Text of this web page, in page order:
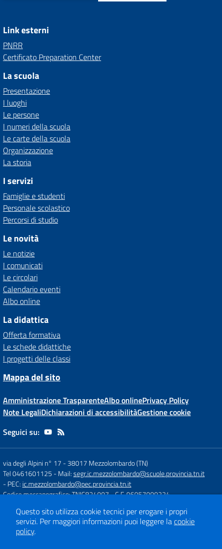
Link esterni
PNRR
Certificato Preparation Center
La scuola
Presentazione
I luoghi
Le persone
I numeri della scuola
Le carte della scuola
Organizzazione
La storia
I servizi
Famiglie e studenti
Personale scolastico
Percorsi di studio
Le novità
Le notizie
I comunicati
Le circolari
Calendario eventi
Albo online
La didattica
Offerta formativa
Le schede didattiche
I progetti delle classi
Mappa del sito
Amministrazione TrasparenteAlbo onlinePrivacy Policy
Note LegaliDichiarazioni di accessibilitàGestione cookie
Seguici su:
via degli Alpini n° 17 -38017 Mezzolombardo (TN)
Tel 0461601125 - Mail:segr.ic.mezzolombardo@scuole.provincia.tn.it
- PEC: ic.mezzolombardo@pec.provincia.tn.it
Codice meccanografico: TNIC824007- C.F. 96057000224
Concept & Design by
Designers Italia
Questo sito utilizza cookie tecnici per erogare i propri
servizi. Per maggiori informazioni puoi leggere lacookie
policy.